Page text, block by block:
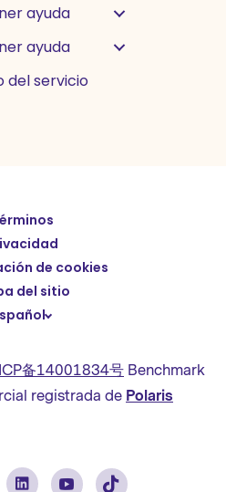
ayuda
ayuda
del servicio
de cookies
del sitio
English
體中文
体中文
Italiano
备14001834号 Benchmark
registrada de Polaris